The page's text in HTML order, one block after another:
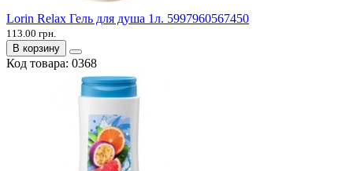
Lorin Relax Гель для душа 1л. 5997960567450
113.00 грн.
В корзину
Код товара: 0368